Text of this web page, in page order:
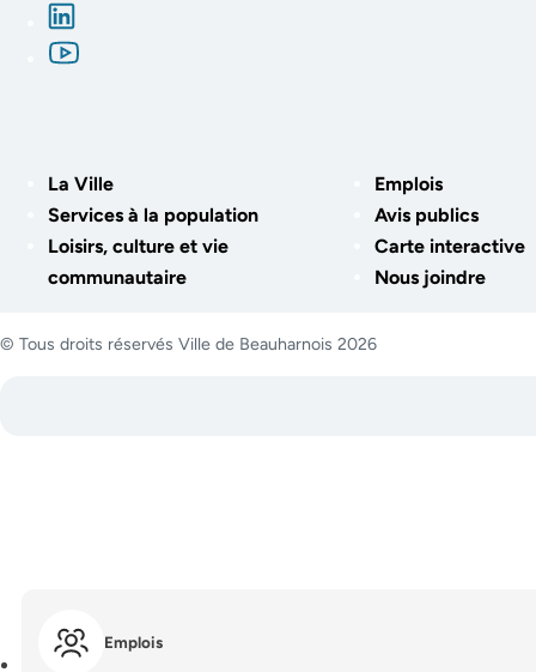
La Ville
Services à la population
Loisirs, culture et vie
communautaire
Emplois
Avis publics
Carte interactive
Nous joindre
© Tous droits réservés Ville de Beauharnois 2026
Emplois